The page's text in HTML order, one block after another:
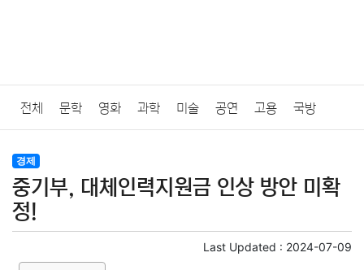
전체 문학 영화 과학 미술 공연 고용 국방
법률
질병 가요 방송 일상 주식 암호화폐 블록체인
미용 증권 인테리어
경제
중기부, 대체인력지원금 인상 방안 미확
정!
Last Updated : 2024-07-09